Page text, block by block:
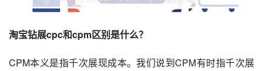
淘宝钻展cpc和cpm区别是什么？
CPM本义是指千次展现成本。我们说到CPM有时指千次展